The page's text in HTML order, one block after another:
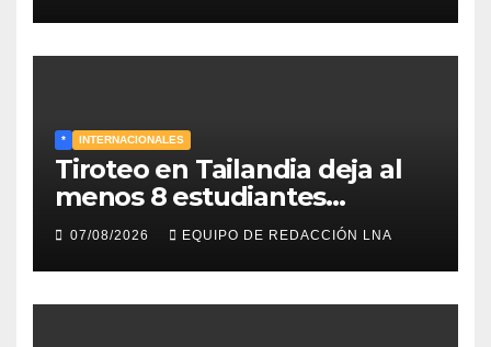
* INTERNACIONALES
Tiroteo en Tailandia deja al
menos 8 estudiantes
muertos y 30 heridos
07/08/2026 EQUIPO DE REDACCIÓN LNA